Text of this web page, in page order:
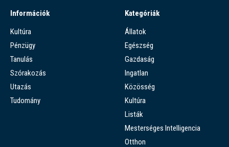
Információk
Kultúra
Pénzügy
Tanulás
Szórakozás
Utazás
Tudomány
Kategóriák
Állatok
Egészség
Gazdaság
Ingatlan
Közösség
Kultúra
Listák
Mesterséges Intelligencia
Otthon